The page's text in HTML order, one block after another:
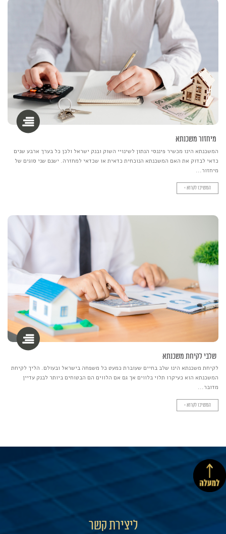
מיחזור משכנתא
המשכנתא הינו מכשיר פיננסי הנתון לשינויי השוק ובנק ישראל ולכן כל בערך ארבע שנים
כדאי לבדוק את האם המשכנתא הנוכחית כדאית או שכדאי למחזרה. ישנם שני סוגים של
מיחזור...
המשיכו לקרוא >
שלבי לקיחת משכנתא
לקיחת משכנתא הינו שלב בחיים שעוברת כמעט כל משפחה בישראל ובעולם. הליך לקיחת
המשכנתא הוא כעיקרו תלוי בלווים אך גם אם הלווים הם הבטוחים ביותר לבנק עדיין
מדובר...
המשיכו לקרוא >
ליצירת קשר